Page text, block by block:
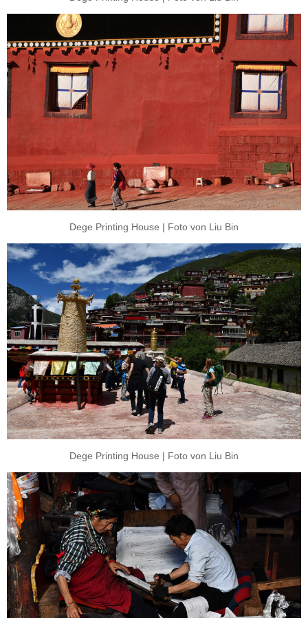
Dege Printing House | Foto von Liu Bin
Dege Printing House | Foto von Liu Bin